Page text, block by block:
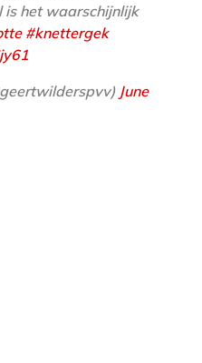
is het waarschijnlijk
#knettergek
June